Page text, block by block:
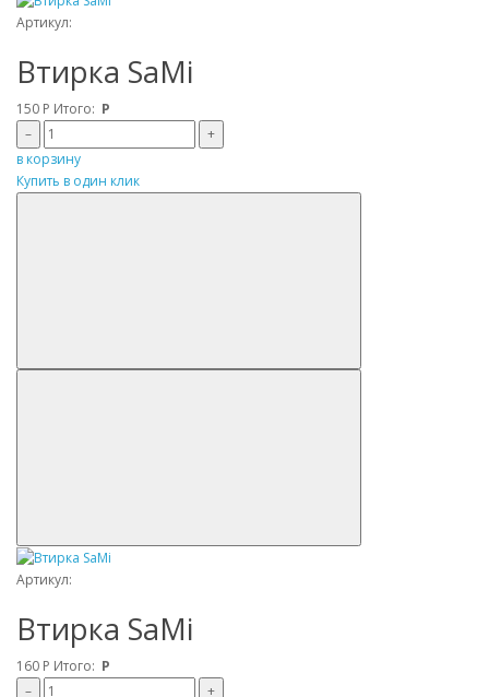
Артикул:
Втирка SaMi
150 Р Итого: Р
–
+
в корзину
Купить в один клик
Артикул:
Втирка SaMi
160 Р Итого: Р
–
+